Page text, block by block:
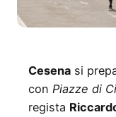
Cesena si
con Piazze di
regista